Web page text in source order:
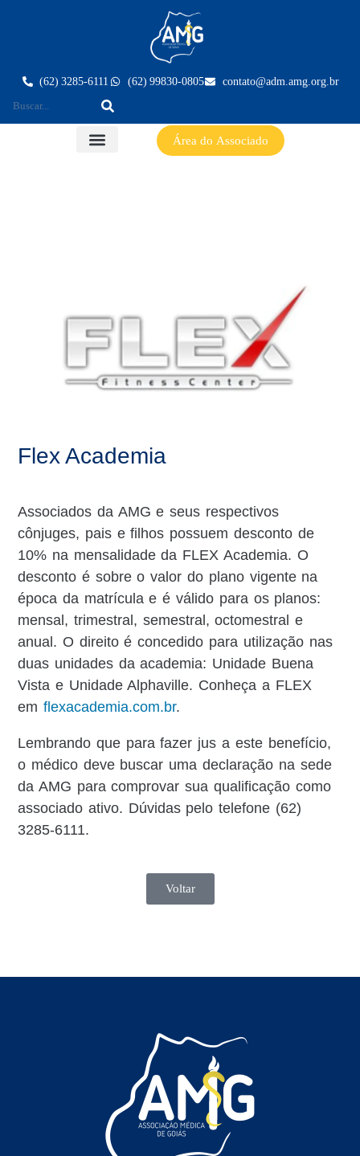
(62) 3285-6111 (62) 99830-0805 contato@adm.amg.org.br
Área do Associado
Flex Academia
Associados da AMG e seus respectivos
cônjuges, pais e filhos possuem desconto de
10% na mensalidade da FLEX Academia. O
desconto é sobre o valor do plano vigente na
época da matrícula e é válido para os planos:
mensal, trimestral, semestral, octomestral e
anual. O direito é concedido para utilização nas
duas unidades da academia: Unidade Buena
Vista e Unidade Alphaville. Conheça a FLEX
em flexacademia.com.br.
Lembrando que para fazer jus a este benefício,
o médico deve buscar uma declaração na sede
da AMG para comprovar sua qualificação como
associado ativo. Dúvidas pelo telefone (62)
3285-6111.
Voltar